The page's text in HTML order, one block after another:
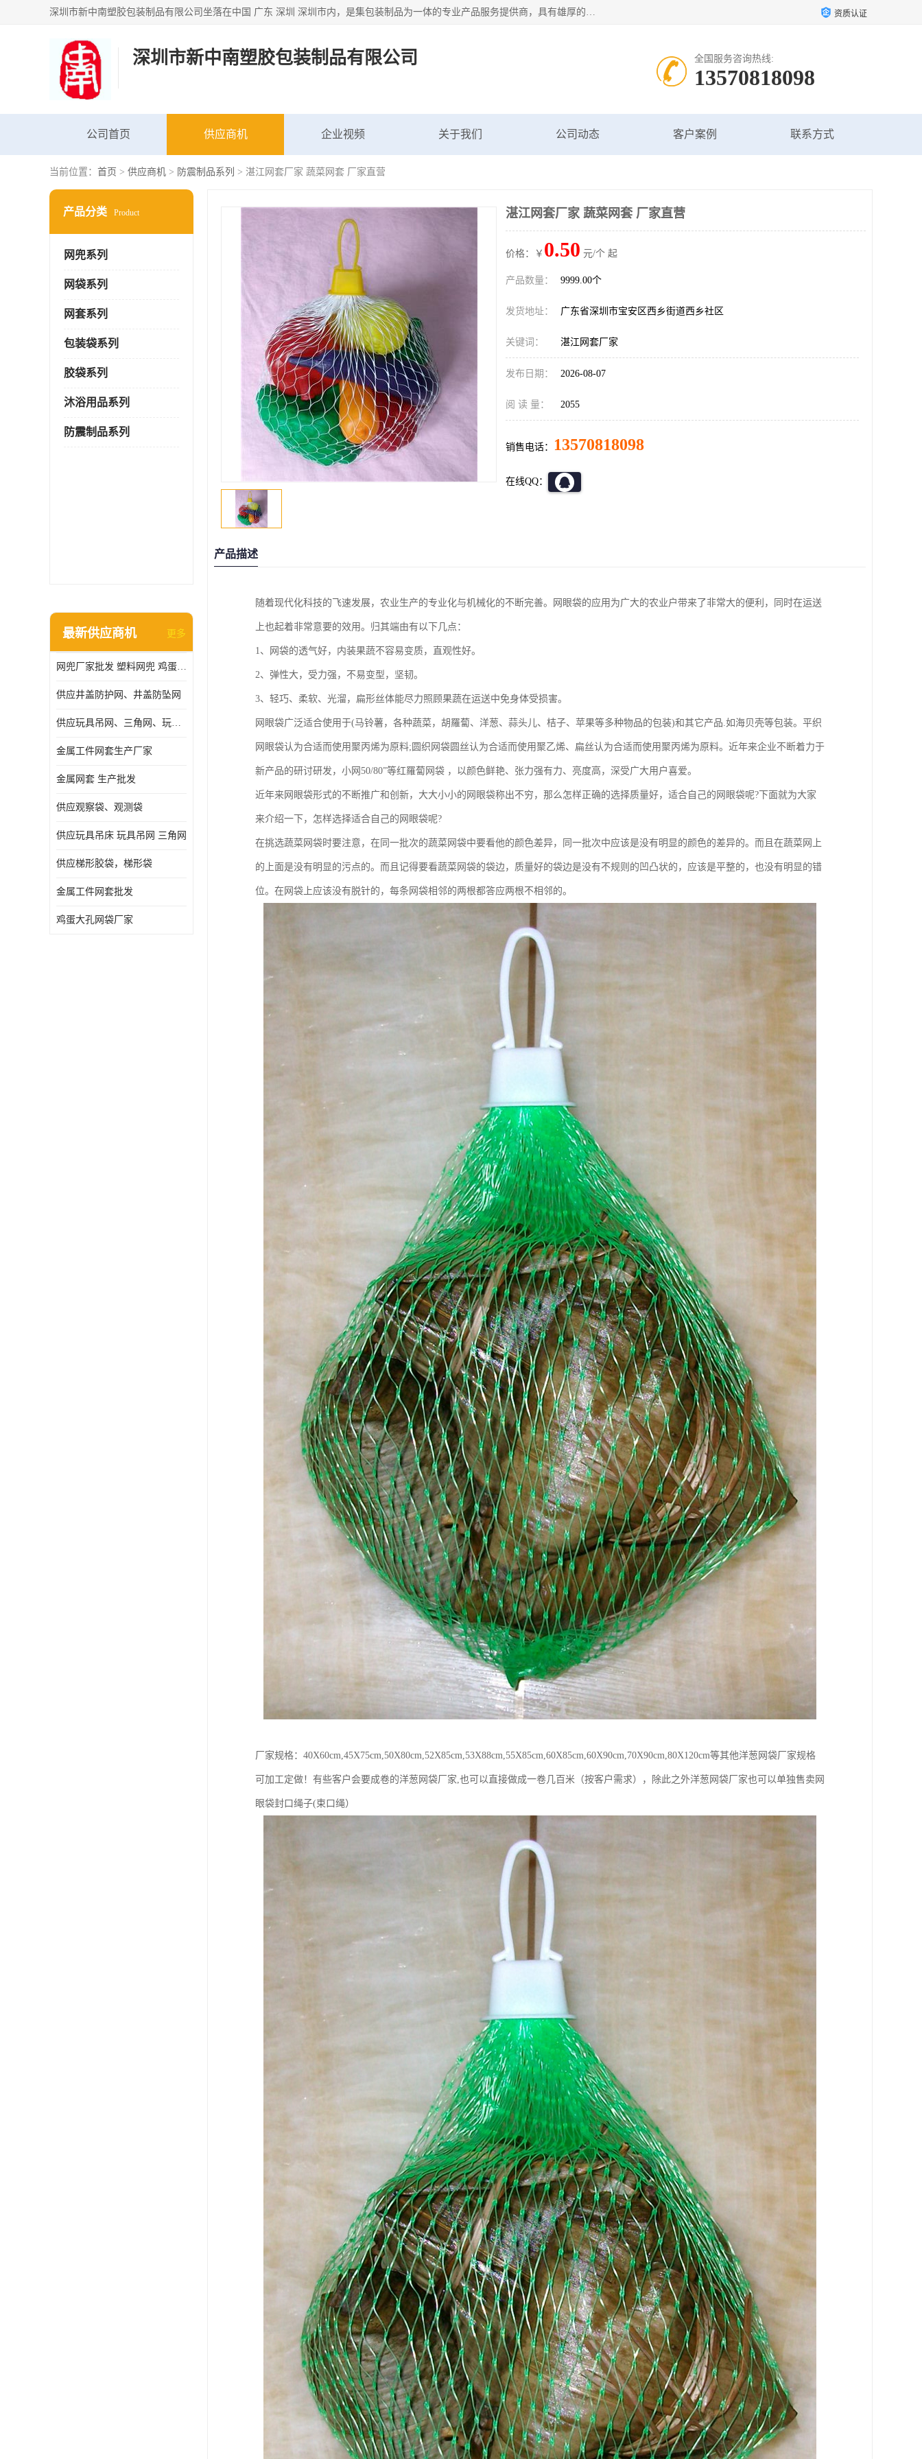
深圳市新中南塑胶包装制品有限公司坐落在中国 广东 深圳 深圳市内，是集包装制品为一体的专业产品服务提供商，具有雄厚的科研实力、技术实力和经济实力。主营网袋、网兜、网眼袋、网格袋、鱼丝网、尼龙网袋、网扣、网套等产品,大量批发,价格实惠。欢迎广大新老客户来电咨询价格、加盟、招商等服务。 资质认证
深圳市新中南塑胶包装制品有限公司 全国服务咨询热线:
13570818098
公司首页 供应商机 企业视频 关于我们 公司动态 客户案例 联系方式
当前位置： 首页 > 供应商机 > 防震制品系列 > 湛江网套厂家 蔬菜网套 厂家直营
产品分类 Product
网兜系列
网袋系列
网套系列
包装袋系列
胶袋系列
沐浴用品系列
防震制品系列
最新供应商机 更多
网兜厂家批发 塑料网兜 鸡蛋网兜
供应井盖防护网、井盖防坠网
供应玩具吊网、三角网、玩具吊床
金属工件网套生产厂家
金属网套 生产批发
供应观察袋、观测袋
供应玩具吊床 玩具吊网 三角网
供应梯形胶袋，梯形袋
金属工件网套批发
鸡蛋大孔网袋厂家
湛江网套厂家 蔬菜网套 厂家直营
价格：￥ 0.50 元/个 起
产品数量： 9999.00个
发货地址： 广东省深圳市宝安区西乡街道西乡社区
关键词： 湛江网套厂家
发布日期： 2026-08-07
阅 读 量： 2055
销售电话： 13570818098
在线QQ：
产品描述
随着现代化科技的飞速发展，农业生产的专业化与机械化的不断完善。网眼袋的应用为广大的农业户带来了非常大的便利，同时在运送
上也起着非常意要的效用。归其端由有以下几点：
1、网袋的透气好，内装果蔬不容易变质，直观性好。
2、弹性大，受力强，不易变型，坚韧。
3、轻巧、柔软、光溜，扁形丝体能尽力照顾果蔬在运送中免身体受损害。
网眼袋广泛适合使用于(马铃薯，各种蔬菜，胡羅蔔、洋葱、蒜头儿、桔子、苹果等多种物品的包装)和其它产品.如海贝壳等包装。平织
网眼袋认为合适而使用聚丙烯为原料;圆织网袋圆丝认为合适而使用聚乙烯、扁丝认为合适而使用聚丙烯为原料。近年来企业不断着力于
新产品的研讨研发，小网50/80”等红羅蔔网袋 ，以颜色鲜艳、张力强有力、亮度高，深受广大用户喜爱。
近年来网眼袋形式的不断推广和创新，大大小小的网眼袋称出不穷，那么怎样正确的选择质量好，适合自己的网眼袋呢?下面就为大家
来介绍一下，怎样选择适合自己的网眼袋呢?
在挑选蔬菜网袋时要注意，在同一批次的蔬菜网袋中要看他的颜色差异，同一批次中应该是没有明显的颜色的差异的。而且在蔬菜网上
的上面是没有明显的污点的。而且记得要看蔬菜网袋的袋边，质量好的袋边是没有不规则的凹凸状的，应该是平整的，也没有明显的错
位。在网袋上应该没有脱针的，每条网袋相邻的两根都答应两根不相邻的。
厂家规格：40X60cm,45X75cm,50X80cm,52X85cm,53X88cm,55X85cm,60X85cm,60X90cm,70X90cm,80X120cm等其他洋葱网袋厂家规格
可加工定做！有‪些客户会要成卷的洋葱网袋厂家,也可以直接做成一卷几百米（按客户需求），除此之外洋葱网袋厂家也可以单独售卖网
眼袋封口绳子(束口绳）